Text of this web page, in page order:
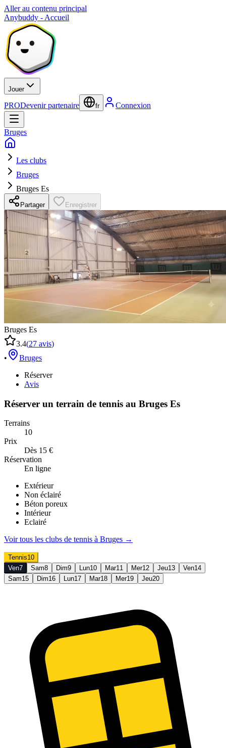
Aller au contenu principal
Anybuddy - Accueil
Jouer
PRODevenir partenaire fr Connexion
Bruges
Les clubs
Bruges
Bruges Es
Partager Enregistrer
Bruges Es
3.4(27 avis)
•
Bruges
Réserver
Avis
Réserver un terrain de tennis au Bruges Es
Terrains
10
Prix
Dès 15 €
Réservation
En ligne
Extérieur
Non éclairé
Béton poreux
Intérieur
Eclairé
Voir tous les clubs de tennis à Bruges →
Tennis10
Ven7 Sam8 Dim9 Lun10 Mar11 Mer12 Jeu13 Ven14
Sam15 Dim16 Lun17 Mar18 Mer19 Jeu20